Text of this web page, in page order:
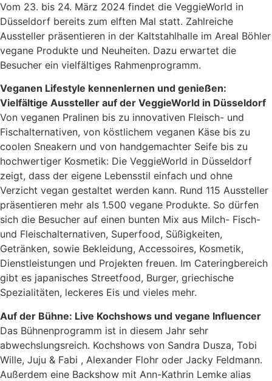
Vom 23. bis 24. März 2024 findet die VeggieWorld in
Düsseldorf bereits zum elften Mal statt. Zahlreiche
Aussteller präsentieren in der Kaltstahlhalle im Areal Böhler
vegane Produkte und Neuheiten. Dazu erwartet die
Besucher ein vielfältiges Rahmenprogramm.
Veganen Lifestyle kennenlernen und genießen:
Vielfältige Aussteller auf der VeggieWorld in Düsseldorf
Von veganen Pralinen bis zu innovativen Fleisch- und
Fischalternativen, von köstlichem veganen Käse bis zu
coolen Sneakern und von handgemachter Seife bis zu
hochwertiger Kosmetik: Die VeggieWorld in Düsseldorf
zeigt, dass der eigene Lebensstil einfach und ohne
Verzicht vegan gestaltet werden kann. Rund 115 Aussteller
präsentieren mehr als 1.500 vegane Produkte. So dürfen
sich die Besucher auf einen bunten Mix aus Milch- Fisch-
und Fleischalternativen, Superfood, Süßigkeiten,
Getränken, sowie Bekleidung, Accessoires, Kosmetik,
Dienstleistungen und Projekten freuen. Im Cateringbereich
gibt es japanisches Streetfood, Burger, griechische
Spezialitäten, leckeres Eis und vieles mehr.
Auf der Bühne: Live Kochshows und vegane Influencer
Das Bühnenprogramm ist in diesem Jahr sehr
abwechslungsreich. Kochshows von Sandra Dusza, Tobi
Wille, Juju & Fabi , Alexander Flohr oder Jacky Feldmann.
Außerdem eine Backshow mit Ann-Kathrin Lemke alias